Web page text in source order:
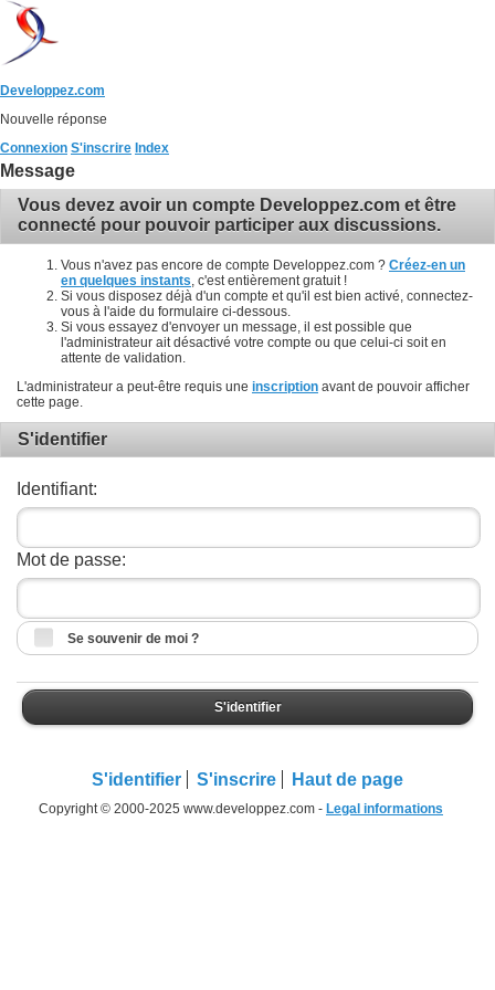
Developpez.com
Nouvelle réponse
Connexion S'inscrire Index
Message
Vous devez avoir un compte Developpez.com et être
connecté pour pouvoir participer aux discussions.
Vous n'avez pas encore de compte Developpez.com ? Créez-en un
en quelques instants , c'est entièrement gratuit !
Si vous disposez déjà d'un compte et qu'il est bien activé, connectez-
vous à l'aide du formulaire ci-dessous.
Si vous essayez d'envoyer un message, il est possible que
l'administrateur ait désactivé votre compte ou que celui-ci soit en
attente de validation.
L'administrateur a peut-être requis une inscription avant de pouvoir afficher
cette page.
S'identifier
Identifiant:
Mot de passe:
Se souvenir de moi ?
S'identifier
S'identifier S'inscrire Haut de page
Copyright © 2000-2025 www.developpez.com - Legal informations